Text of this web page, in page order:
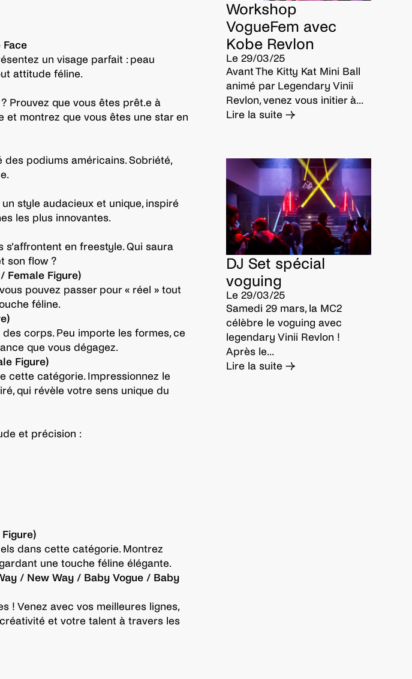
Face
un visage parfait : peau
attitude féline.
Prouvez que vous êtes prêt.e à
et montrez que vous êtes une star en
podiums américains. Sobriété,
style audacieux et unique, inspiré
les plus innovantes.
en freestyle. Qui saura
son flow ?
Female Figure)
pouvez passer pour « réel » tout
féline.
corps. Peu importe les formes, ce
que vous dégagez.
Figure)
cette catégorie. Impressionnez le
qui révèle votre sens unique du
et précision :
dans cette catégorie. Montrez
une touche féline élégante.
/ New Way / Baby Vogue / Baby
! Venez avec vos meilleures lignes,
et votre talent à travers les
Workshop
VogueFem avec
Kobe Revlon
Le 29/03/25
Avant The Kitty Kat Mini Ball
animé par Legendary Vinii
Revlon, venez vous initier à...
Lire la suite →
DJ Set spécial
voguing
Le 29/03/25
Samedi 29 mars, la MC2
célèbre le voguing avec
legendary Vinii Revlon !
Après le...
Lire la suite →